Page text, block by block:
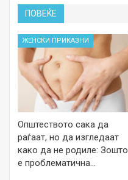
ПОВЕЌЕ
ЖЕНСКИ ПРИКАЗНИ
Општеството сака да
раѓаат, но да изгледаат
како да не родиле: Зошто
е проблематична…